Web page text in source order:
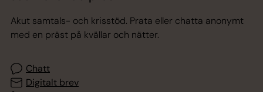
Akut samtals- och krisstöd. Prata eller chatta anonymt
med en präst på kvällar och nätter.
Chatt
Digitalt brev